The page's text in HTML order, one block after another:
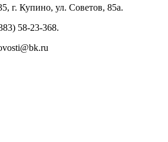
г. Купино, ул. Советов, 85а.
58-23-368.